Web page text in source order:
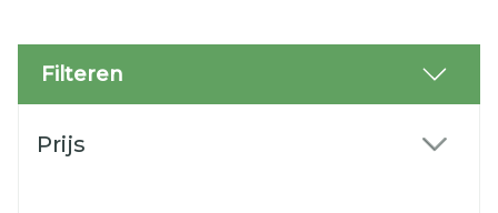
Filteren
Prijs